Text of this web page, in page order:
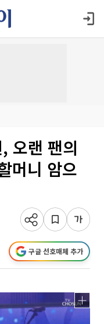
오랜 팬의
머니 암으
구글 선호매체 추가